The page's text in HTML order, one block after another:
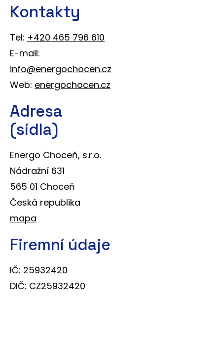
Kontakty
Tel: +420 465 796 610
E-mail:
info@energochocen.cz
Web: energochocen.cz
Adresa
(sídla)
Energo Choceň, s.r.o.
Nádražní 631
565 01 Choceň
Česká republika
mapa
Firemní údaje
IČ: 25932420
DIČ: CZ25932420